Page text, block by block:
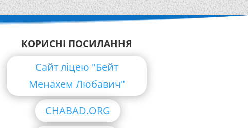
КОРИСНІ ПОСИЛАННЯ
Сайт ліцею "Бейт
Менахем Любавич"
CHABAD.ORG